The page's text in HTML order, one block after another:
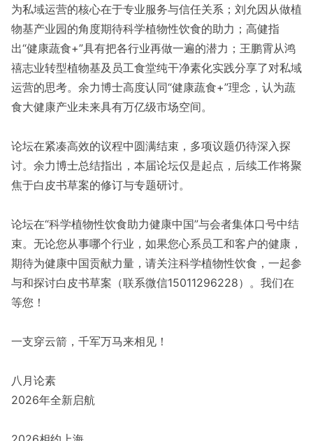
为私域运营的核心在于专业服务与信任关系；刘允因从做植
物基产业园的角度期待科学植物性饮食的助力；高健指
出“健康蔬食+”具有把各行业再做一遍的潜力；王鹏霄从鸿
禧志业转型植物基及员工食堂纯干净素化实践分享了对私域
运营的思考。余力博士高度认同“健康蔬食+”理念，认为蔬
食大健康产业未来具有万亿级市场空间。
论坛在紧凑高效的议程中圆满结束，多项议题仍待深入探
讨。余力博士总结指出，本届论坛仅是起点，后续工作将聚
焦于白皮书草案的修订与专题研讨。
论坛在“科学植物性饮食助力健康中国”与会者集体口号中结
束。无论您从事哪个行业，如果您心系员工和客户的健康，
期待为健康中国贡献力量，请关注科学植物性饮食，一起参
与和探讨白皮书草案（联系微信15011296228）。我们在
等您！
一支穿云箭，千军万马来相见！
八月论素
2026年全新启航